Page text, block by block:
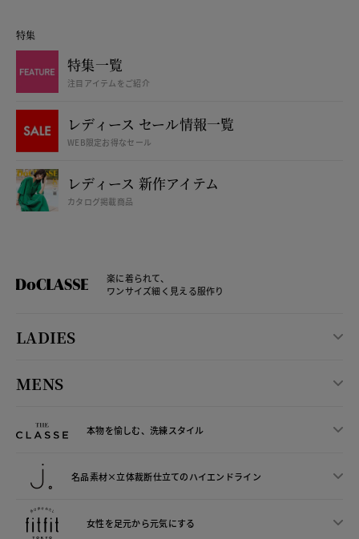
特集
特集一覧
注目アイテムをご紹介
レディース セール情報一覧
WEB限定お得なセール
レディース 新作アイテム
カタログ掲載商品
楽に着られて、
ワンサイズ細く見える服作り
LADIES
MENS
本物を愉しむ、洗練スタイル
名品素材×立体裁断仕立てのハイエンドライン
女性を足元から元気にする